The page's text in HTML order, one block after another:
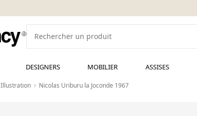
DESIGNERS MOBILIER ASSISES
Illustration Nicolas Uriburu la Joconde 1967